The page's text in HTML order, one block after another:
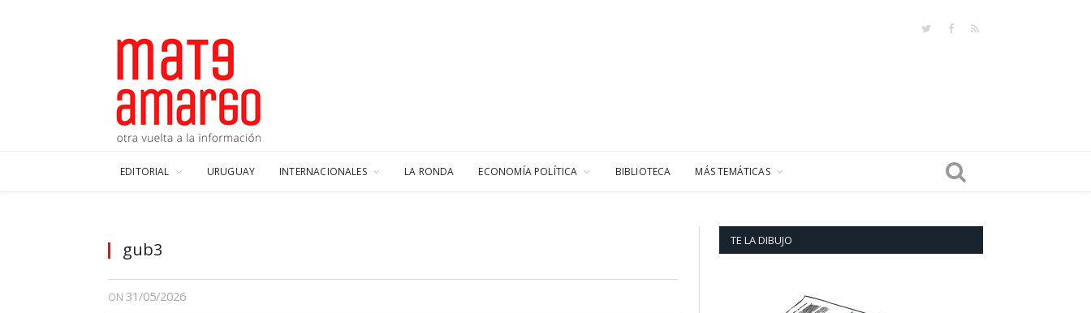
TwitterFacebook
RSS
EDITORIAL URUGUAY INTERNACIONALES LA RONDA ECONOMÍA POLÍTICA BIBLIOTECA MÁS TEMÁTICAS
gub3
ON 31/05/2026
TE LA DIBUJO